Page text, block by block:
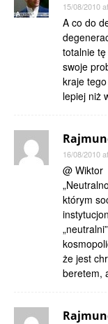
15/08/2010
A co do
totalnie
swoje
kraje
lepiej niż
16/08/2010
@ Wiktor
którym
że jest
beretem,